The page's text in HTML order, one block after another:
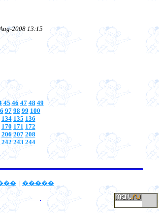
2008 13:15
45 46 47 48 49
97 98 99 100
134 135 136
170 171 172
206 207 208
242 243 244
| �����